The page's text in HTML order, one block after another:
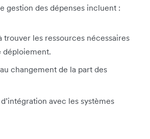
gestion des dépenses incluent :
trouver les ressources nécessaires
déploiement.
changement de la part des
avec les systèmes